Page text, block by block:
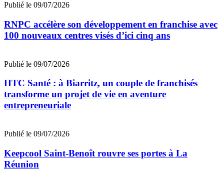
Publié le 09/07/2026
RNPC accélère son développement en franchise avec
100 nouveaux centres visés d’ici cinq ans
Publié le 09/07/2026
HTC Santé : à Biarritz, un couple de franchisés
transforme un projet de vie en aventure
entrepreneuriale
Publié le 09/07/2026
Keepcool Saint-Benoît rouvre ses portes à La
Réunion